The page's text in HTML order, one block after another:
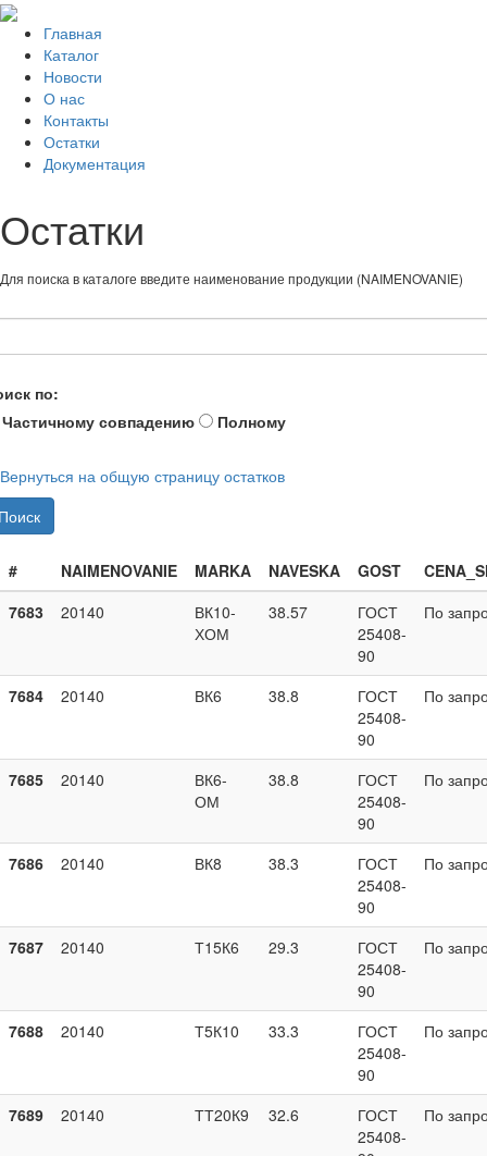
Главная
Каталог
Новости
О нас
Контакты
Остатки
Документация
Остатки
Для поиска в каталоге введите наименование продукции (NAIMENOVANIE)
по:
совпадению
Полному
Вернуться на общую страницу остатков
# NAIMENOVANIE MARKA NAVESKA GOST
7683
20140
ВК10-
ХОМ
38.57
ГОСТ
25408-
90
По
7684 20140 ВК6 38.8
ГОСТ
25408-
90
По
7685 20140
ВК6-
ОМ
38.8
ГОСТ
25408-
90
По
7686 20140 ВК8 38.3
ГОСТ
25408-
90
По
7687 20140 Т15К6 29.3
ГОСТ
25408-
90
По
7688 20140 Т5К10 33.3
ГОСТ
25408-
90
По
7689 20140 ТТ20К9 32.6
ГОСТ
25408-
По